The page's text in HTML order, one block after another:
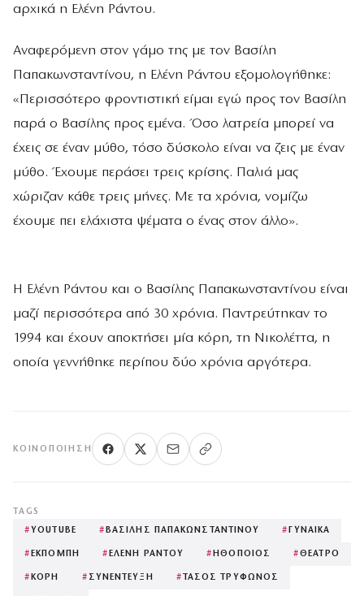
αρχικά η Ελένη Ράντου.
Αναφερόμενη στον γάμο της με τον Βασίλη
Παπακωνσταντίνου, η Ελένη Ράντου εξομολογήθηκε:
«Περισσότερο φροντιστική είμαι εγώ προς τον Βασίλη
παρά ο Βασίλης προς εμένα. Όσο λατρεία μπορεί να
έχεις σε έναν μύθο, τόσο δύσκολο είναι να ζεις με έναν
μύθο. Έχουμε περάσει τρεις κρίσης. Παλιά μας
χώριζαν κάθε τρεις μήνες. Με τα χρόνια, νομίζω
έχουμε πει ελάχιστα ψέματα ο ένας στον άλλο».
Η Ελένη Ράντου και ο Βασίλης Παπακωνσταντίνου είναι
μαζί περισσότερα από 30 χρόνια. Παντρεύτηκαν το
1994 και έχουν αποκτήσει μία κόρη, τη Νικολέττα, η
οποία γεννήθηκε περίπου δύο χρόνια αργότερα.
ΚΟΙΝΟΠΟΊΗΣΗ
TAGS
# YOUTUBE #ΒΑΣΙΛΗΣ ΠΑΠΑΚΩΝΣΤΑΝΤΙΝΟΥ #ΓΥΝΑΙΚΑ
#ΕΚΠΟΜΠΗ #ΕΛΕΝΗ ΡΑΝΤΟΥ #ΗΘΟΠΟΙΟΣ #ΘΕΑΤΡΟ
#ΚΟΡΗ # ΣΥΝΕΝΤΕΥΞΗ # ΤΑΣΟΣ ΤΡΥΦΩΝΟΣ